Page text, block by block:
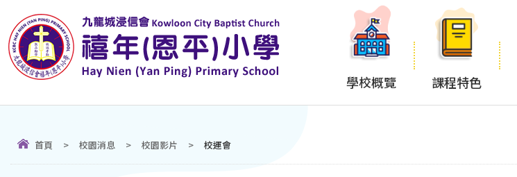
學校概覽 課程特色
首頁 > 校園消息 > 校園影片 > 校運會